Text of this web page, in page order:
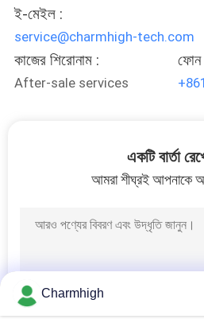
ই-মেইল :
service@charmhigh-tech.com
কাজের শিরোনাম :
After-sale services
ফোন
একটি বার্তা
আমরা শীঘ্রই আপনাকে
Charmhigh